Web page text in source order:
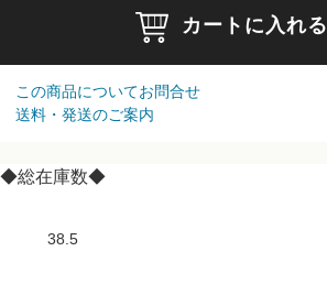
カートに入れる
この商品についてお問合せ
送料・発送のご案内
◆総在庫数◆
38.5